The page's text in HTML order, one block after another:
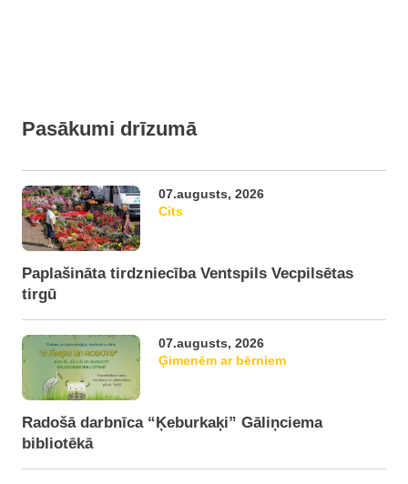
Pasākumi drīzumā
07.augusts, 2026
Cits
Paplašināta tirdzniecība Ventspils Vecpilsētas
tirgū
07.augusts, 2026
Ģimenēm ar bērniem
Radošā darbnīca “Ķeburkaķi” Gāliņciema
bibliotēkā